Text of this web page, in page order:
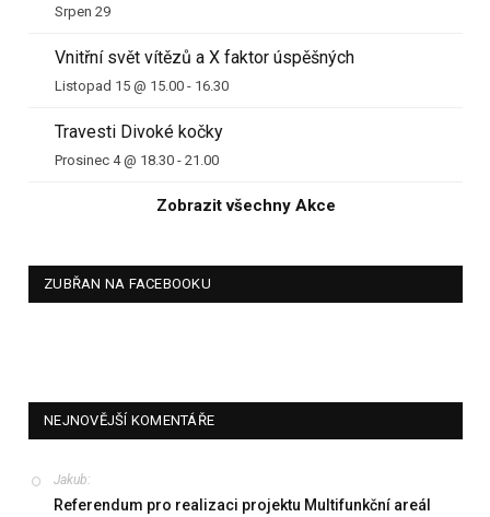
Srpen 29
Vnitřní svět vítězů a X faktor úspěšných
Listopad 15 @ 15.00 - 16.30
Travesti Divoké kočky
Prosinec 4 @ 18.30 - 21.00
Zobrazit všechny Akce
ZUBŘAN NA FACEBOOKU
NEJNOVĚJŠÍ KOMENTÁŘE
Jakub:
Referendum pro realizaci projektu Multifunkční areál